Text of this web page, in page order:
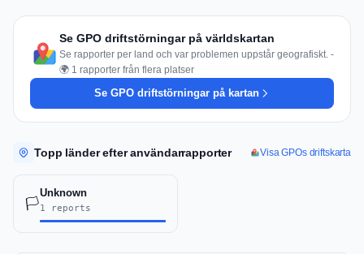
Se GPO driftstörningar på världskartan
Se rapporter per land och var problemen uppstår geografiskt. -
🌍 1 rapporter från flera platser
Se GPO driftstörningar på kartan
Topp länder efter användarrapporter Visa GPOs driftskarta
🏳️
Unknown
1 reports